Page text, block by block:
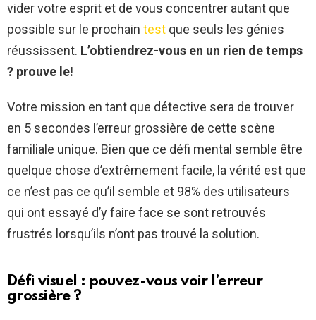
vider votre esprit et de vous concentrer autant que
possible sur le prochain test que seuls les génies
réussissent. L’obtiendrez-vous en un rien de temps
? prouve le!
Votre mission en tant que détective sera de trouver
en 5 secondes l’erreur grossière de cette scène
familiale unique. Bien que ce défi mental semble être
quelque chose d’extrêmement facile, la vérité est que
ce n’est pas ce qu’il semble et 98% des utilisateurs
qui ont essayé d’y faire face se sont retrouvés
frustrés lorsqu’ils n’ont pas trouvé la solution.
Défi visuel : pouvez-vous voir l’erreur
grossière ?